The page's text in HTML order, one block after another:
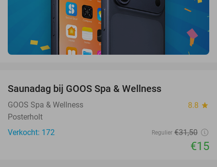
Saunadag bij GOOS Spa & Wellness
GOOS Spa & Wellness 8.8 star
Posterholt
Verkocht: 172
Regulier €31,50
€15